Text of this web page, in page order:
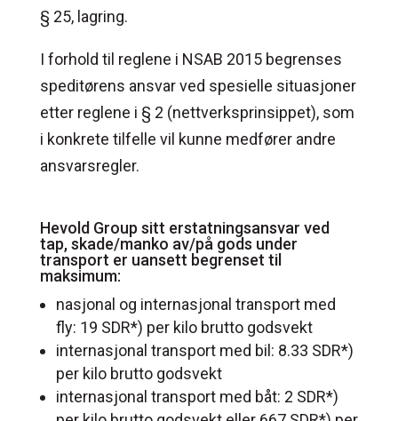
§ 25, lagring.
I forhold til reglene i NSAB 2015 begrenses
speditørens ansvar ved spesielle situasjoner
etter reglene i § 2 (nettverksprinsippet), som
i konkrete tilfelle vil kunne medfører andre
ansvarsregler.
Hevold Group sitt erstatningsansvar ved
tap, skade/manko av/på gods under
transport er uansett begrenset til
maksimum:
nasjonal og internasjonal transport med
fly: 19 SDR*) per kilo brutto godsvekt
internasjonal transport med bil: 8.33 SDR*)
per kilo brutto godsvekt
internasjonal transport med båt: 2 SDR*)